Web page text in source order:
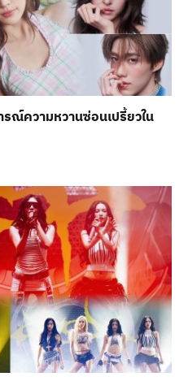
ณ์ความหวานซ่อนเปรี้ยวใน